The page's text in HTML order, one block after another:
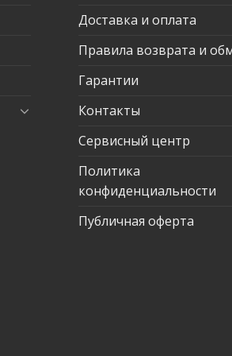
Доставка и оплата
Правила возврата и
Гарантии
Контакты
Сервисный центр
Политика
конфиденциальности
Публичная оферта